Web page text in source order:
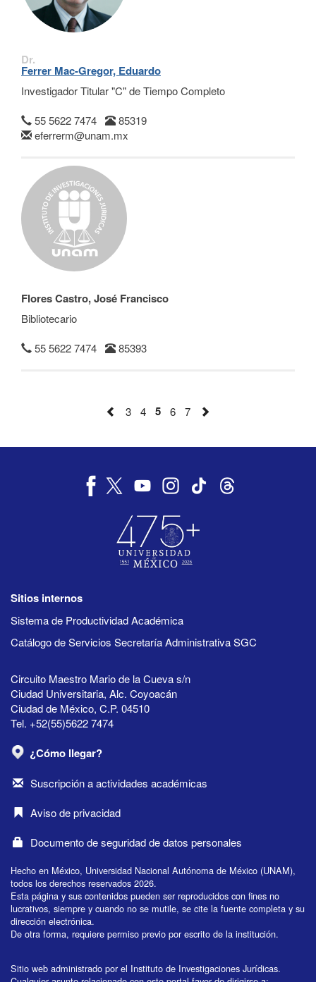
Dr.
Ferrer Mac-Gregor, Eduardo
Investigador Titular "C" de Tiempo Completo
55 5622 7474
85319
eferrerm@unam.mx
Flores Castro, José Francisco
Bibliotecario
55 5622 7474
85393
3 4 5 6 7
Sitios internos
Sistema de Productividad Académica
Catálogo de Servicios Secretaría Administrativa SGC
Circuito Maestro Mario de la Cueva s/n
Ciudad Universitaria, Alc. Coyoacán
Ciudad de México, C.P. 04510
Tel. +52(55)5622 7474
¿Cómo llegar?
Suscripción a actividades académicas
Aviso de privacidad
Documento de seguridad de datos personales
Hecho en México, Universidad Nacional Autónoma de México (UNAM),
todos los derechos reservados 2026.
Esta página y sus contenidos pueden ser reproducidos con fines no
lucrativos, siempre y cuando no se mutile, se cite la fuente completa y su
dirección electrónica.
De otra forma, requiere permiso previo por escrito de la institución.
Sitio web administrado por el Instituto de Investigaciones Jurídicas.